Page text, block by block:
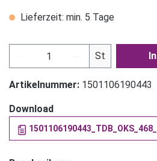
Lieferzeit: min. 5 Tage
Produkt Anzahl: Gib
St
Artikelnummer: 1501106190443
Download